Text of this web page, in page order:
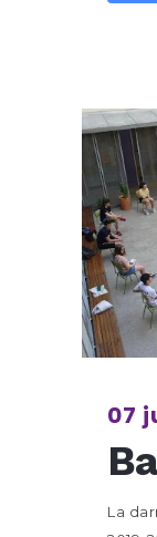
07
La